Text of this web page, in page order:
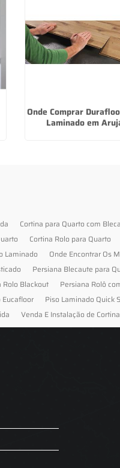
Onde Comprar
Laminado em
Cortina para Quarto com
Cortina Rolo para Quarto
Laminado
Onde Encontrar Os
Persiana Blecaute para
Rolo Blackout Persiana Rolô
Eucafloor Piso Laminado Quick
Venda E Instalação de